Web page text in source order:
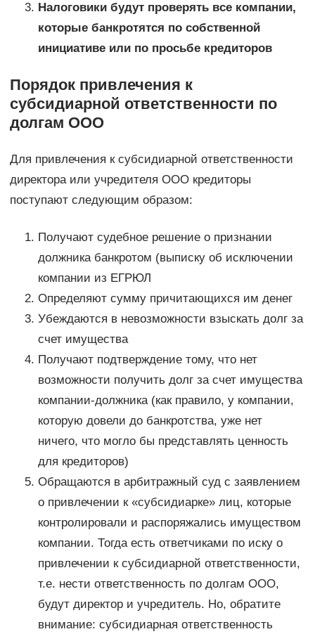
Налоговики будут проверять все компании,
которые банкротятся по собственной
инициативе или по просьбе кредиторов
Порядок привлечения к
субсидиарной ответственности по
долгам ООО
Для привлечения к субсидиарной ответственности
директора или учредителя ООО кредиторы
поступают следующим образом:
Получают судебное решение о признании
должника банкротом (выписку об исключении
компании из ЕГРЮЛ
Определяют сумму причитающихся им денег
Убеждаются в невозможности взыскать долг за
счет имущества
Получают подтверждение тому, что нет
возможности получить долг за счет имущества
компании-должника (как правило, у компании,
которую довели до банкротства, уже нет
ничего, что могло бы представлять ценность
для кредиторов)
Обращаются в арбитражный суд с заявлением
о привлечении к «субсидиарке» лиц, которые
контролировали и распоряжались имуществом
компании. Тогда есть ответчиками по иску о
привлечении к субсидиарной ответственности,
т.е. нести ответственность по долгам ООО,
будут директор и учредитель. Но, обратите
внимание: субсидиарная ответственность